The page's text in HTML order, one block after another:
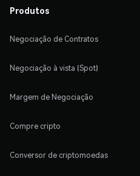
Produtos
Negociação de Contratos
Negociação à vista (Spot)
Margem de Negociação
Compre cripto
Conversor de criptomoedas